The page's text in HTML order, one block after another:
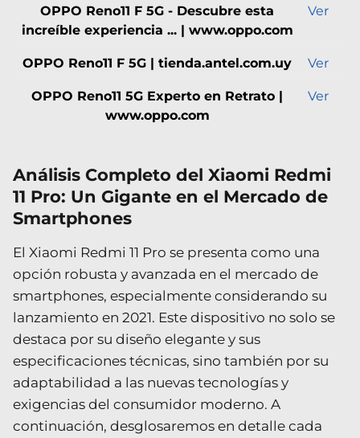
OPPO Reno11 F 5G - Descubre esta
increíble experiencia ... | www.oppo.com
Ver
OPPO Reno11 F 5G | tienda.antel.com.uy Ver
OPPO Reno11 5G Experto en Retrato |
www.oppo.com
Ver
Análisis Completo del Xiaomi Redmi
11 Pro: Un Gigante en el Mercado de
Smartphones
El Xiaomi Redmi 11 Pro se presenta como una
opción robusta y avanzada en el mercado de
smartphones, especialmente considerando su
lanzamiento en 2021. Este dispositivo no solo se
destaca por su diseño elegante y sus
especificaciones técnicas, sino también por su
adaptabilidad a las nuevas tecnologías y
exigencias del consumidor moderno. A
continuación, desglosaremos en detalle cada